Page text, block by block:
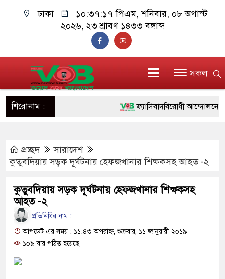
ঢাকা ১০:৩৭:১৮ পিএম, শনিবার, ০৮ অগাস্ট
২০২৬, ২৩ শ্রাবণ ১৪৩৩ বঙ্গাব্দ
সকল
শিরোনাম : ফ্যাসিবাদবিরোধী আন্দোলনে
উদ্ধার
প্রধানমন্ত্রী
প্রচ্ছদ
সারাদেশ
কুতুবদিয়ায় সড়ক দূর্ঘটনায় হেফজখানার শিক্ষকসহ আহত -২
কুতুবদিয়ায় সড়ক দূর্ঘটনায় হেফজখানার শিক্ষকসহ
আহত -২
প্রতিনিধির নাম :
আপডেট এর সময় : ১১:৪৩ অপরাহ্ন, শুক্রবার, ১১ জানুয়ারী ২০১৯
১০৯ বার পঠিত হয়েছে